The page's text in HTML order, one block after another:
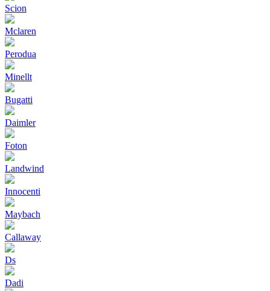
Scion
Mclaren
Perodua
Minellt
Bugatti
Daimler
Foton
Landwind
Innocenti
Maybach
Callaway
Ds
Dadi